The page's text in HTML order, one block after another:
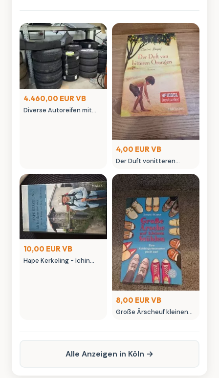
4.460,00 EUR VB
Diverse Autoreifen mit
4,00 EUR VB
Der Duft vonitteren
Roman
10,00 EUR VB
Hape Kerkeling - Ichin
8,00 EUR VB
Große Ärscheuf kleinen
Alle Anzeigen in Köln →